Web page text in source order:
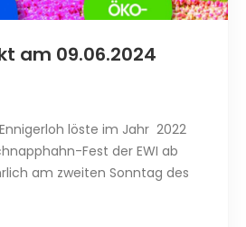
am 09.06.2024
löste im Jahr 2022
Fest der EWI ab
am zweiten Sonntag des